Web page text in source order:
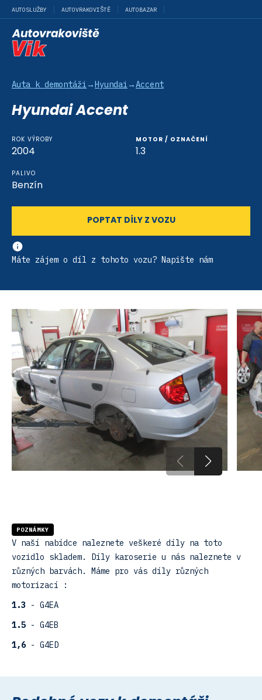
AUTOSLUŽBY AUTOVRAKOVIŠTĚ AUTOBAZAR
Auta k demontáži →Hyundai →Accent
Hyundai Accent
ROK VÝROBY
2004
MOTOR / OZNAČENÍ
1.3
PALIVO
Benzín
POPTAT DÍLY Z VOZU
Máte zájem o díl z tohoto vozu? Napište nám
POZNÁMKY
V naší nabídce naleznete veškeré díly na toto
vozidlo skladem. Díly karoserie u nás naleznete v
různých barvách. Máme pro vás díly různých
motorizací :
1.3 - G4EA
1.5 - G4EB
1,6- G4ED